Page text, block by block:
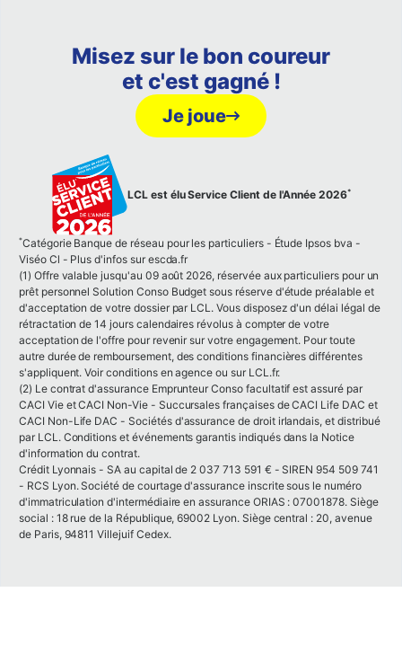
Misez sur le bon coureur
et c'est gagné !
Je joue
LCL est élu Service Client de l'Année 2026*
*Catégorie Banque de réseau pour les particuliers - Étude Ipsos bva -
Viséo Cl - Plus d'infos sur escda.fr
(1) Offre valable jusqu'au 09 août 2026, réservée aux particuliers pour un
prêt personnel Solution Conso Budget sous réserve d'étude préalable et
d'acceptation de votre dossier par LCL. Vous disposez d'un délai légal de
rétractation de 14 jours calendaires révolus à compter de votre
acceptation de l'offre pour revenir sur votre engagement. Pour toute
autre durée de remboursement, des conditions financières différentes
s'appliquent. Voir conditions en agence ou sur LCL.fr.
(2) Le contrat d'assurance Emprunteur Conso facultatif est assuré par
CACI Vie et CACI Non-Vie - Succursales françaises de CACI Life DAC et
CACI Non-Life DAC - Sociétés d'assurance de droit irlandais, et distribué
par LCL. Conditions et événements garantis indiqués dans la Notice
d'information du contrat.
Crédit Lyonnais - SA au capital de 2 037 713 591 € - SIREN 954 509 741
- RCS Lyon. Société de courtage d'assurance inscrite sous le numéro
d'immatriculation d'intermédiaire en assurance ORIAS : 07001878.Siège
social : 18 rue de la République, 69002 Lyon. Siège central : 20, avenue
de Paris, 94811 Villejuif Cedex.